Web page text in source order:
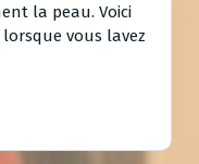
la peau. Voici
vous lavez